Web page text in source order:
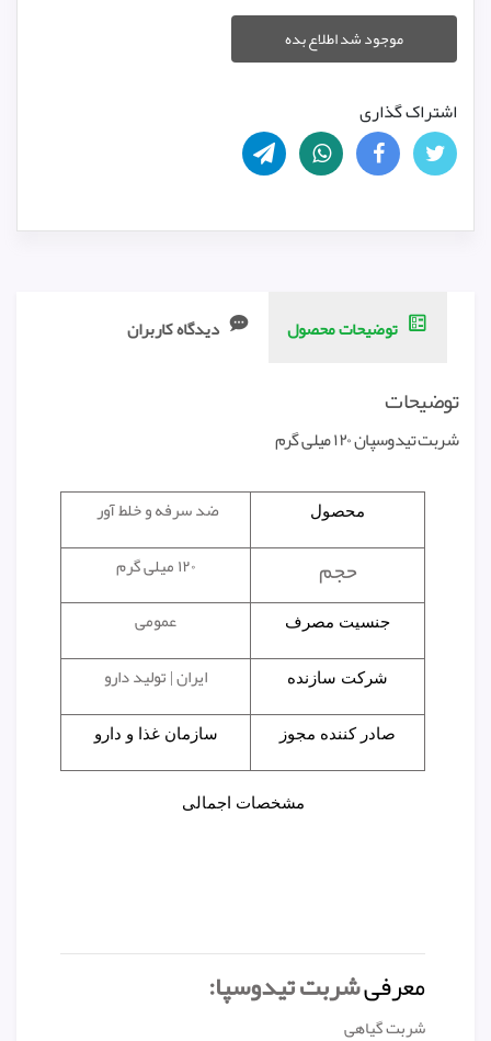
موجود شد اطلاع بده
اشتراک گذاری
توضیحات محصول دیدگاه کاربران
توضیحات
شربت تیدوسپان ۱۲۰ میلی گرم
مشخصات اجمالی
محصول ضد سرفه و خلط آور
حجم ۱۲۰ میلی گرم
جنسیت مصرف عمومی
شرکت سازنده ایران | تولید دارو
صادر کننده مجوز سازمان غذا و دارو
معرفیشربت تیدوسپا:
شربت گیاهی